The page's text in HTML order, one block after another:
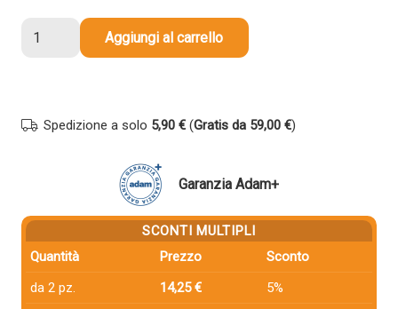
compatibile
NERO
Aggiungi al carrello
Spedizione a solo 5,90 € (Gratis da 59,00 €)
Garanzia Adam+
SCONTI MULTIPLI
Quantità
Prezzo
Sconto
da 2 pz.
14,25 €
5%